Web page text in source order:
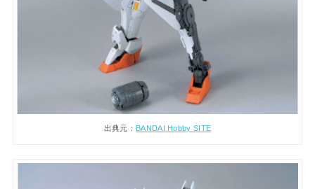
出典元： BANDAI Hobby SITE